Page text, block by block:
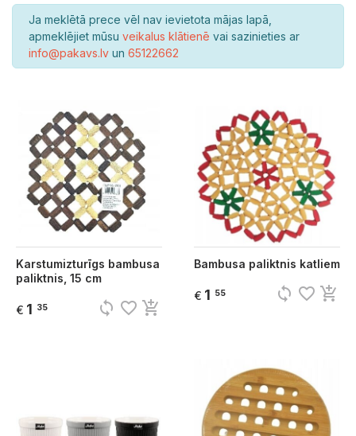
Ja meklētā prece vēl nav ievietota mājas lapā,
apmeklējiet mūsu veikalus klātienē vai sazinieties ar
info@pakavs.lv un 65122662
Karstumizturīgs bambusa
paliktnis, 15 cm
€ 1 35 sync favorite_border add_shopping_cart
Bambusa paliktnis katliem
€ 1 55 sync favorite_border add_shopping_cart